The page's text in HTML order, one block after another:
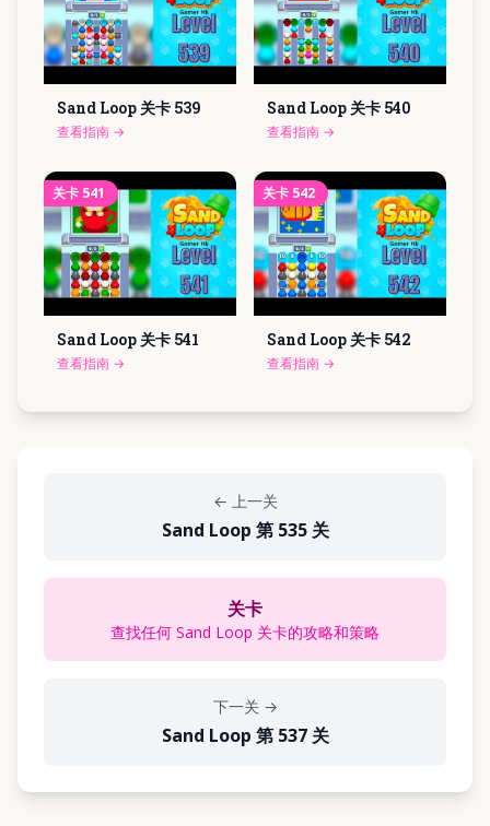
Sand Loop 关卡 539
查看指南 →
Sand Loop 关卡 540
查看指南 →
关卡 541
Sand Loop 关卡 541
查看指南 →
关卡 542
Sand Loop 关卡 542
查看指南 →
← 上一关
Sand Loop 第 535 关
关卡
查找任何 Sand Loop 关卡的攻略和策略
下一关 →
Sand Loop 第 537 关